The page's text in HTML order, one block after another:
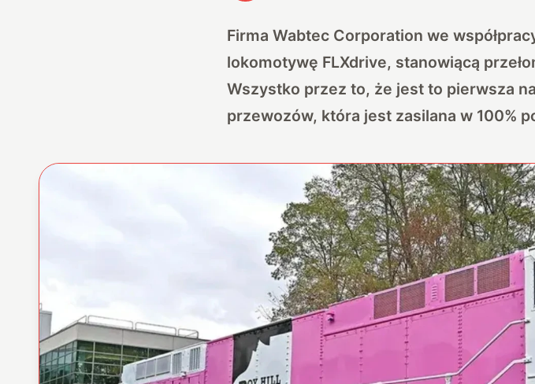
Firma Wabtec Corporation we
lokomotywę FLXdrive, stanowiącą
Wszystko przez to, że jest to pierwsza
przewozów, która jest zasilana w 100%